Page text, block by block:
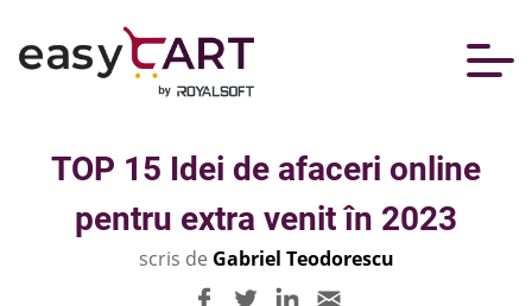
TOP 15 Idei de afaceri online
pentru extra venit în 2023
scris de Gabriel Teodorescu